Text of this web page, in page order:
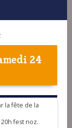
24
la fête de la
fest noz.